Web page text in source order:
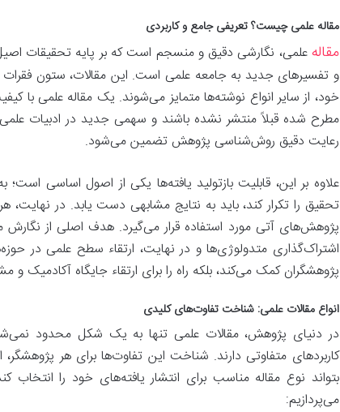
مقاله علمی چیست؟ تعریفی جامع و کاربردی
مقالهعلمی، نگارشی دقیق و منسجم است که بر پایه تحقیقات
و تفسیرهای جدید به جامعه علمی است. این مقالات، ستون
خود، از سایر انواع نوشته‌ها متمایز می‌شوند. یک مقاله علمی با
مطرح شده قبلاً منتشر نشده باشند و سهمی جدید در ادبیات علمی
رعایت دقیق روش‌شناسی پژوهش تضمین می‌شود.
علاوه بر این، قابلیت بازتولید یافته‌ها یکی از اصول اساسی
تحقیق را تکرار کند، باید به نتایج مشابهی دست یابد. در نهایت،
پژوهش‌های آتی مورد استفاده قرار می‌گیرد. هدف اصلی از نگارش
اشتراک‌گذاری متدولوژی‌ها و در نهایت، ارتقاء سطح علمی در
پژوهشگران کمک می‌کند، بلکه راه را برای ارتقاء جایگاه آکادمیک
انواع مقالات علمی: شناخت تفاوت‌های کلیدی
در دنیای پژوهش، مقالات علمی تنها به یک شکل محدود
کاربردهای متفاوتی دارند. شناخت این تفاوت‌ها برای هر
بتواند نوع مقاله مناسب برای انتشار یافته‌های خود را
می‌پردازیم: